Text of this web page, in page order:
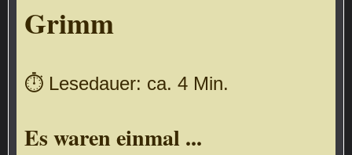
Grimm
⏱ Lesedauer: ca. 4 Min.
Es waren einmal ...